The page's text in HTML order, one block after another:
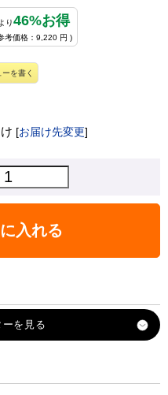
り46%お得
考価格：9,220 円 )
を書く
[お届け先変更]
入れる